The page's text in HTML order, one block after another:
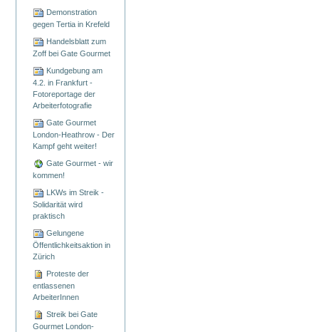
Demonstration
gegen Tertia in Krefeld
Handelsblatt zum
Zoff bei Gate Gourmet
Kundgebung am
4.2. in Frankfurt -
Fotoreportage der
Arbeiterfotografie
Gate Gourmet
London-Heathrow - Der
Kampf geht weiter!
Gate Gourmet - wir
kommen!
LKWs im Streik -
Solidarität wird
praktisch
Gelungene
Öffentlichkeitsaktion in
Zürich
Proteste der
entlassenen
ArbeiterInnen
Streik bei Gate
Gourmet London-